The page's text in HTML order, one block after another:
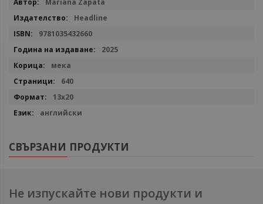
Mariana Zapata
Headline
9781035432660
2025
мека
640
13x20
английски
СВЪРЗАНИ ПРОДУКТИ
Не изпускайте нови продукти и